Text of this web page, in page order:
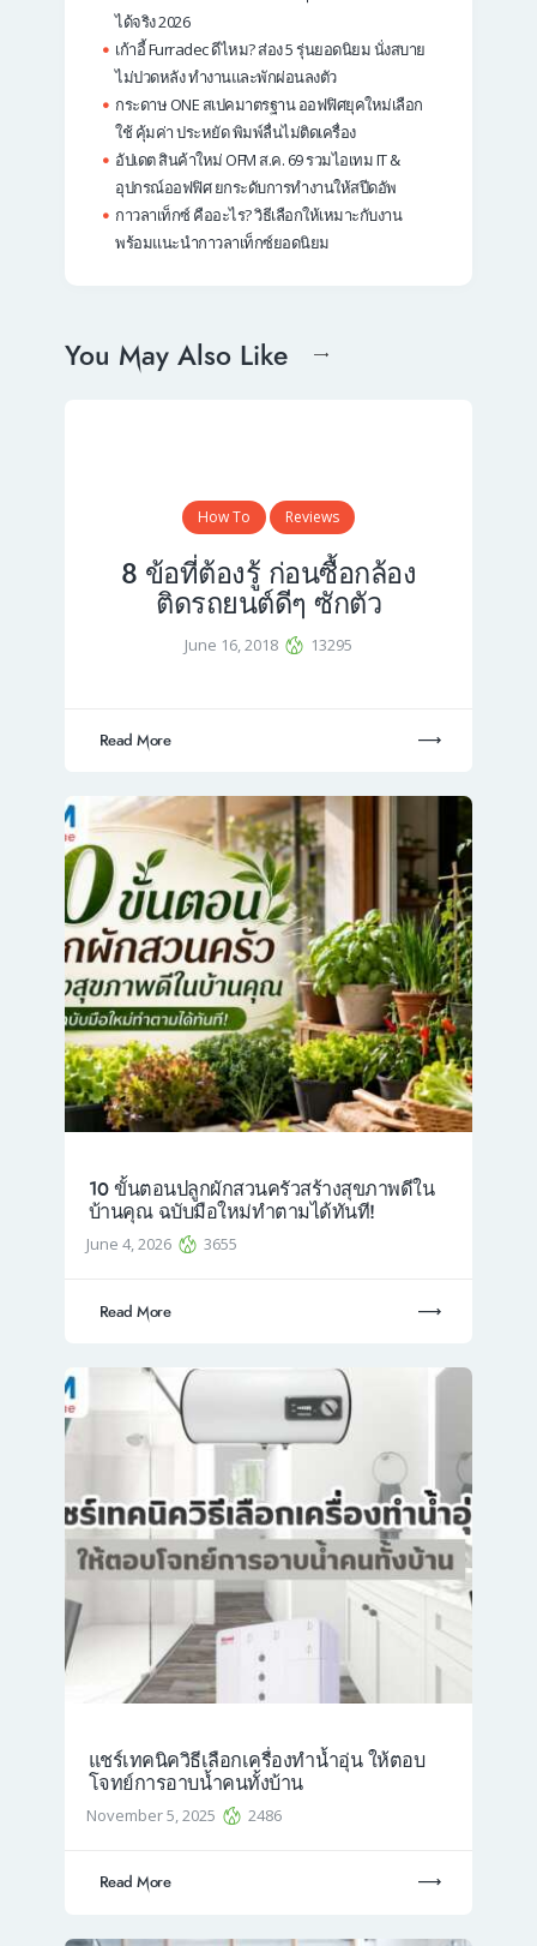
ได้จริง 2026
เก้าอี้ Furradec ดีไหม? ส่อง 5 รุ่นยอดนิยม นั่งสบาย
ไม่ปวดหลัง ทำงานและพักผ่อนลงตัว
กระดาษ ONE สเปคมาตรฐาน ออฟฟิศยุคใหม่เลือก
ใช้ คุ้มค่า ประหยัด พิมพ์ลื่นไม่ติดเครื่อง
อัปเดต สินค้าใหม่ OFM ส.ค. 69 รวมไอเทม IT &
อุปกรณ์ออฟฟิศ ยกระดับการทำงานให้สปีดอัพ
กาวลาเท็กซ์ คืออะไร? วิธีเลือกให้เหมาะกับงาน
พร้อมแนะนำกาวลาเท็กซ์ยอดนิยม
You May Also Like
How To Reviews
8 ข้อที่ต้องรู้ ก่อนซื้อกล้อง
ติดรถยนต์ดีๆ ซักตัว
June 16, 2018 13295
Read More
10 ขั้นตอนปลูกผักสวนครัวสร้างสุขภาพดีใน
บ้านคุณ ฉบับมือใหม่ทำตามได้ทันที!
June 4, 2026 3655
Read More
แชร์เทคนิควิธีเลือกเครื่องทำน้ำอุ่น ให้ตอบ
โจทย์การอาบน้ำคนทั้งบ้าน
November 5, 2025 2486
Read More